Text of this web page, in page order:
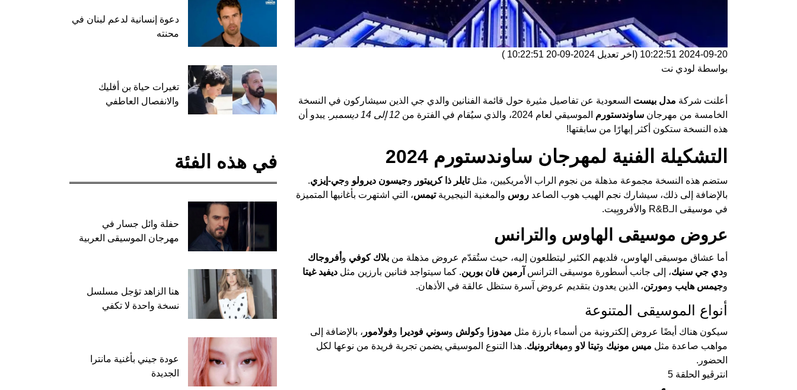
2024-09-20 10:22:51 (اخر تعديل 2024-09-20 10:22:51
)
بواسطة لودي نت
أعلنت شركة مدل بيست السعودية عن تفاصيل مثيرة حول قائمة الفنانين والدي جي الذين سيشاركون في النسخة
الخامسة من مهرجان ساوندستورم الموسيقي لعام 2024، والذي سيُقام في الفترة من 12 إلى 14 ديسمبر
. يبدو أن
هذه النسخة ستكون أكثر إبهارًا من سابقتها!
التشكيلة الفنية لمهرجان ساوندستورم 2024
ستضم هذه النسخة مجموعة مذهلة من نجوم الراب الأمريكيين، مثلتايلر ذا كرييتور وجيسون ديرولو وجي-إيزي.
بالإضافة إلى ذلك، سيشارك نجم الهيب هوب الصاعد روس والمغنية النيجيريةتيمس، التي اشتهرت بأغانيها المتميزة
في موسيقى الـR&B والأفروبِيت.
عروض موسيقى الهاوس والترانس
أما عشاق موسيقى الهاوس، فلديهم الكثير ليتطلعون إليه، حيث ستُقدّم عروض مذهلة من بلاك كوفي و أفروجاك
ودي جي سنيك، إلى جانب أسطورة موسيقى الترانس آرمين فان بورين. كما سيتواجد فنانين بارزين مثل ديفيد غيتا
وجيمس هايب ومورتن، الذين يعدون بتقديم عروض آسرة ستظل عالقة في الأذهان.
أنواع الموسيقى المتنوعة
سيكون هناك أيضًا عروض إلكترونية من أسماء بارزة مثل ميدوزا وكولش وسوني فوديرا وفولامور ، بالإضافة إلى
مواهب صاعدة مثل ميس مونيك وتيتا لاو وميغاترونيك. هذا التنوع الموسيقي يضمن تجربة فريدة من نوعها لكل
الحضور.
انترڤيو الحلقة 5
دعوة إنسانية لدعم لبنان في
محنته
تغيرات حياة بن أفليك
والانفصال العاطفي
في هذه الفئة
حفلة وائل جسار في
مهرجان الموسيقى العربية
هنا الزاهد تؤجل مسلسل
نسخة واحدة لا تكفي
عودة جيني بأغنية مانترا
الجديدة